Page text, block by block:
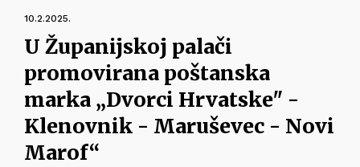
10.2.2025.
U Županijskoj palači
promovirana poštanska
marka „Dvorci Hrvatske" -
Klenovnik - Maruševec - Novi
Marof“